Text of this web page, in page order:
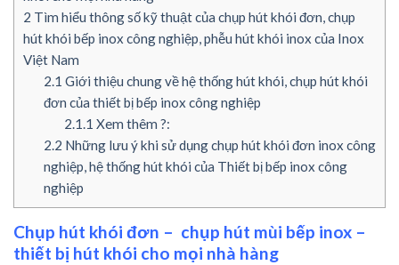
2 Tìm hiểu thông số kỹ thuật của chụp hút khói đơn, chụp
hút khói bếp inox công nghiệp, phễu hút khói inox của Inox
Việt Nam
2.1 Giới thiệu chung về hệ thống hút khói, chụp hút khói
đơn của thiết bị bếp inox công nghiệp
2.1.1 Xem thêm ?:
2.2 Những lưu ý khi sử dụng chụp hút khói đơn inox công
nghiệp, hệ thống hút khói của Thiết bị bếp inox công
nghiệp
Chụp hút khói đơn – chụp hút mùi bếp inox –
thiết bị hút khói cho mọi nhà hàng